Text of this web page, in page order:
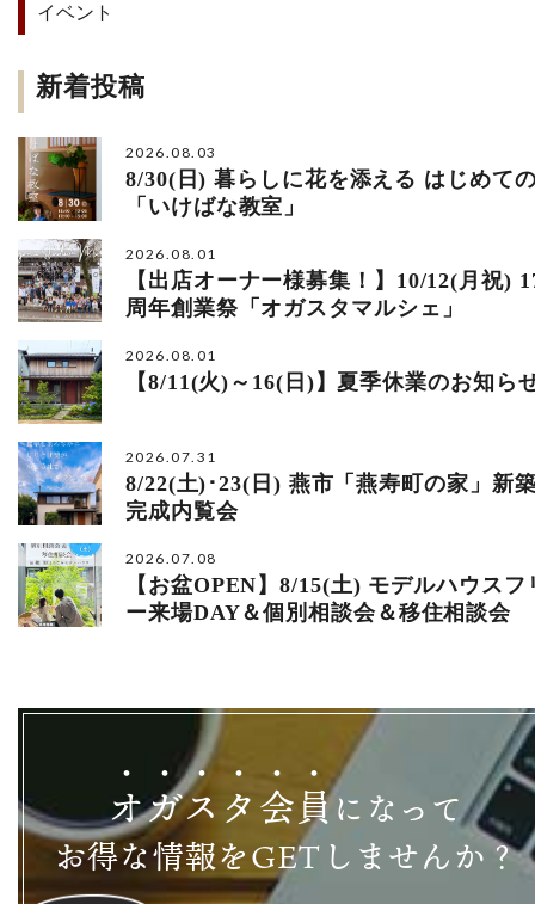
イベント
新着投稿
2026.08.03
8/30(日) 暮らしに花を添える はじめて
「いけばな教室」
2026.08.01
【出店オーナー様募集！】10/12(月祝)
周年創業祭「オガスタマルシェ」
2026.08.01
【8/11(火)～16(日)】夏季休業のお知ら
2026.07.31
8/22(土)･23(日) 燕市「燕寿町の家」新
完成内覧会
2026.07.08
【お盆OPEN】8/15(土) モデルハウスフ
ー来場DAY＆個別相談会＆移住相談会
オガス タ会員になって
お得な情報をGETしませんか？